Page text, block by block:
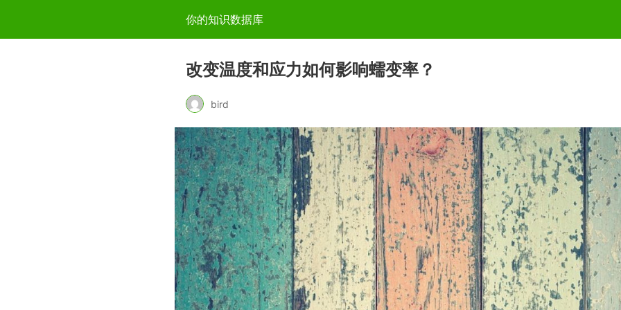
你的知识数据库
改变温度和应力如何影响蠕变率？
bird